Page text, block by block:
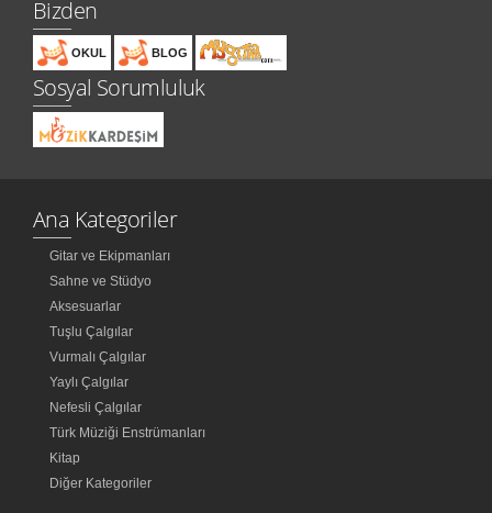
Bizden
OKUL BLOG
Sosyal Sorumluluk
Ana Kategoriler
Gitar ve Ekipmanları
Sahne ve Stüdyo
Aksesuarlar
Tuşlu Çalgılar
Vurmalı Çalgılar
Yaylı Çalgılar
Nefesli Çalgılar
Türk Müziği Enstrümanları
Kitap
Diğer Kategoriler